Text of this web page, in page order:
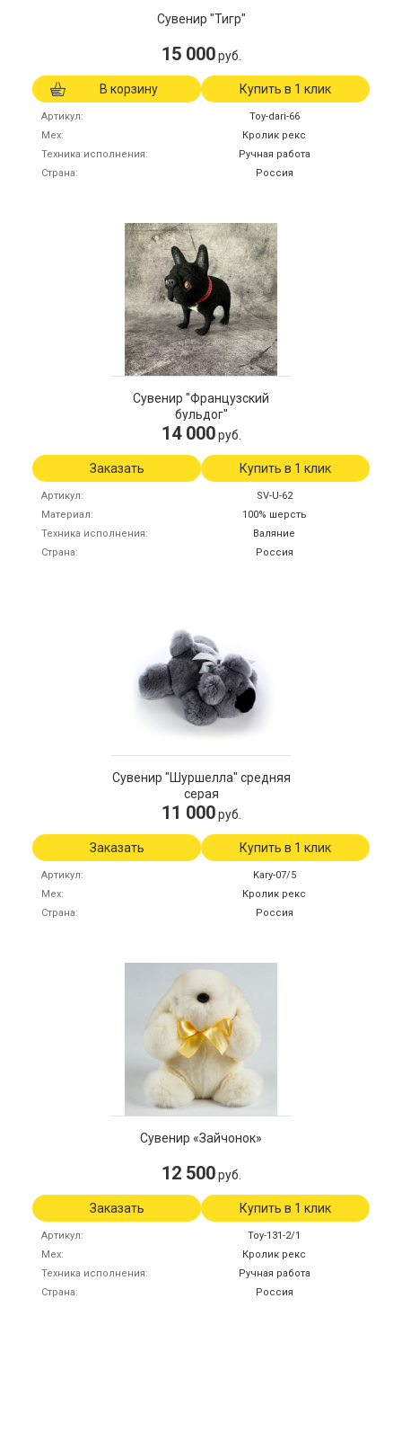
Сувенир "Тигр"
15 000 руб.
В корзину Купить в 1 клик
Артикул
Toy-dari-66
Мех
Кролик рекс
Техника исполнения
Ручная работа
Страна
Россия
Сувенир "Французский
бульдог"
14 000 руб.
Заказать Купить в 1 клик
Артикул
SV-U-62
Материал
100% шерсть
Техника исполнения
Валяние
Страна
Россия
Сувенир "Шуршелла" средняя
серая
11 000 руб.
Заказать Купить в 1 клик
Артикул
Kary-07/5
Мех
Кролик рекс
Страна
Россия
Сувенир «Зайчонок»
12 500 руб.
Заказать Купить в 1 клик
Артикул
Toy-131-2/1
Мех
Кролик рекс
Техника исполнения
Ручная работа
Страна
Россия